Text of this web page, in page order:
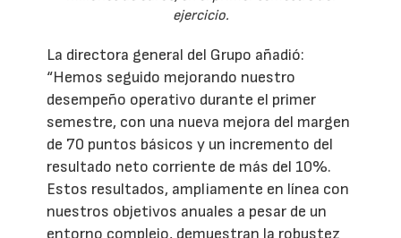
ejercicio.
La directora general del Grupo añadió:
“Hemos seguido mejorando nuestro
desempeño operativo durante el primer
semestre, con una nueva mejora del margen
de 70 puntos básicos y un incremento del
resultado neto corriente de más del 10%.
Estos resultados, ampliamente en línea con
nuestros objetivos anuales a pesar de un
entorno complejo, demuestran la robustez